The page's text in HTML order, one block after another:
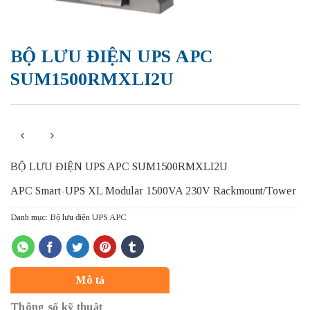
BỘ LƯU ĐIỆN UPS APC
SUM1500RMXLI2U
BỘ LƯU ĐIỆN UPS APC SUM1500RMXLI2U
APC Smart-UPS XL Modular 1500VA 230V Rackmount/Tower
Danh mục: Bộ lưu điện UPS APC
Mô tả
Thông số kỹ thuật